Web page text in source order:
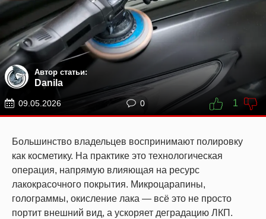
Автор статьи:
Danila
09.05.2026 0 1
Большинство владельцев воспринимают полировку
как косметику. На практике это технологическая
операция, напрямую влияющая на ресурс
лакокрасочного покрытия. Микроцарапины,
голограммы, окисление лака — всё это не просто
портит внешний вид, а ускоряет деградацию ЛКП.